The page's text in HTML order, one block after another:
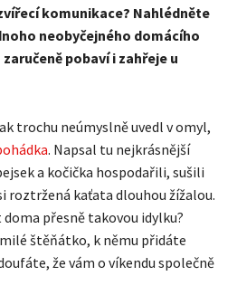
komunikace? Nahlédněte
neobyčejného domácího
pobaví i zahřeje u
trochu neúmyslně uvedl v omyl,
. Napsal tu nejkrásnější
a kočička hospodařili, sušili
roztržená kaťata dlouhou žížalou.
přesně takovou idylku?
štěňátko, k němu přidáte
že vám o víkendu společně